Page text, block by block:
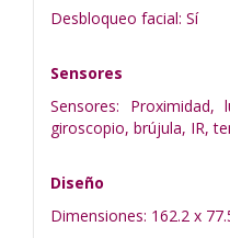
Desbloqueo facial: Sí
Sensores
Sensores: Proximidad,
giroscopio, brújula, IR,
Diseño
Dimensiones: 162.2 x